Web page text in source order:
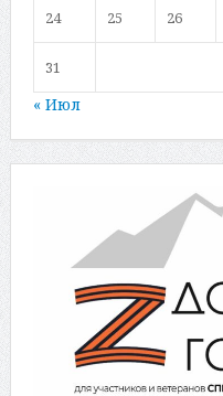
24 25 26
31
« Июл